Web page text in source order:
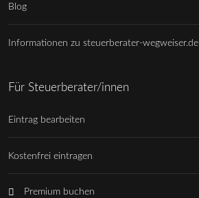
Blog
Informationen zu steuerberater-wegweiser.de
Für Steuerberater/innen
Eintrag bearbeiten
Kostenfrei eintragen
Premium buchen